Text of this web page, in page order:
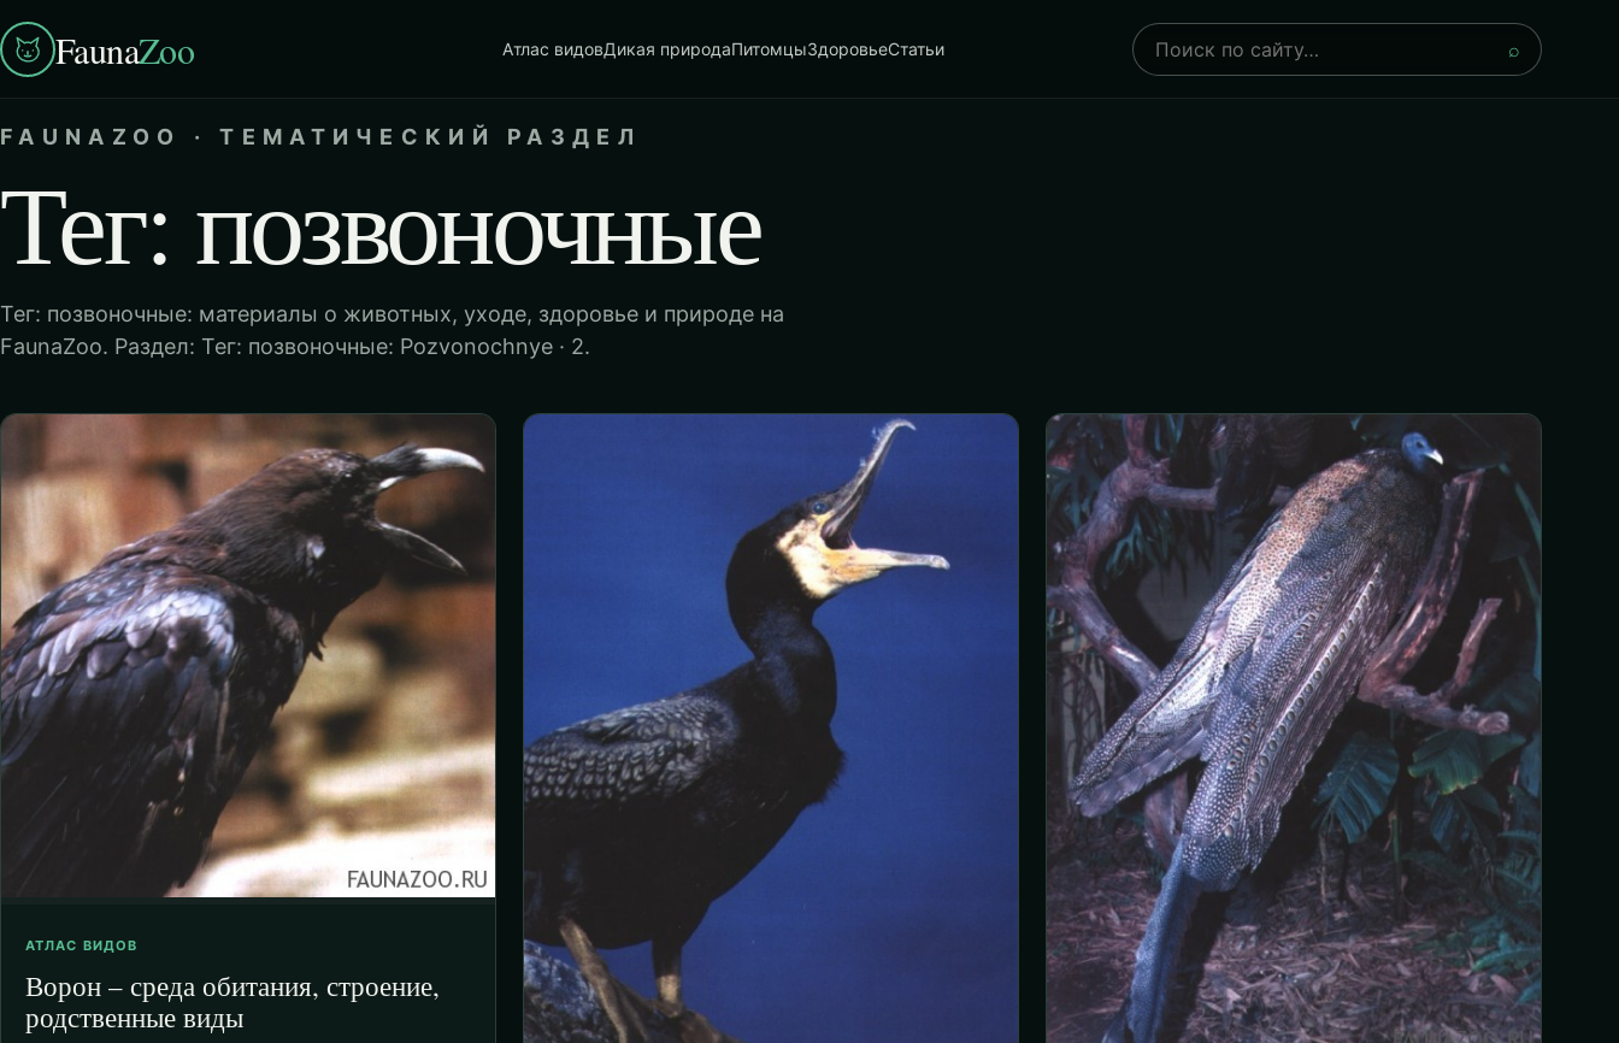
FaunaZoo Атлас видовДикая природаПитомцыЗдоровьеСтатьи
Поиск
⌕
FAUNAZOO · ТЕМАТИЧЕСКИЙ РАЗДЕЛ
Тег: позвоночные
Тег: позвоночные: материалы о животных, уходе, здоровье и природе на
FaunaZoo. Раздел: Тег: позвоночные: Pozvonochnye · 2.
АТЛАС ВИДОВ
Ворон – среда обитания, строение,
родственные виды